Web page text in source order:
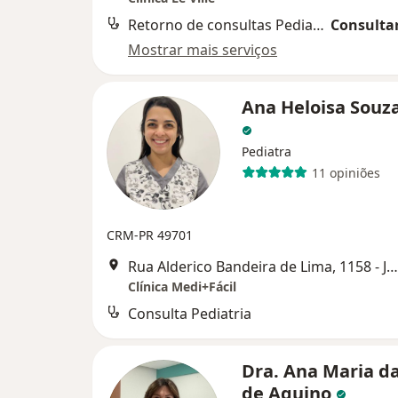
Retorno de consultas Pediatria
Mostrar mais serviços
Ana Heloisa
Pediatra
11 opiniões
CRM-PR 49701
Rua Alderico Bandeira de Lima, 1158 - Jardim Paulista, Campina Grande do Sul - Paraná, Campina Grande Do Sul
Clínica Medi+Fácil
Consulta Pediatria
Dra. Ana Maria